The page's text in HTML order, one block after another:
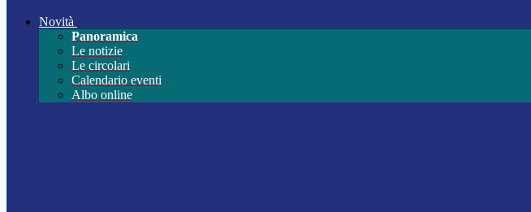
Novità
Panoramica
Le notizie
Le circolari
Calendario eventi
Albo online